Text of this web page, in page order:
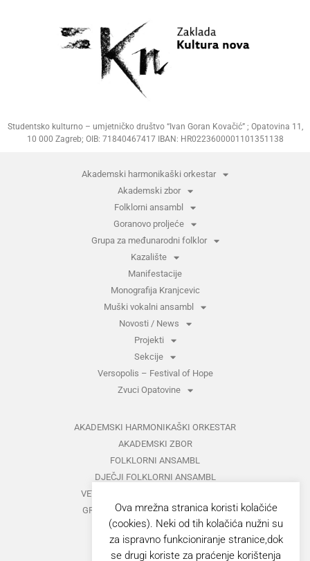
Studentsko kulturno – umjetničko društvo “Ivan Goran Kovačić” ; Opatovina 11,
10 000 Zagreb; OIB: 71840467417 IBAN: HR0223600001101351138
Akademski harmonikaški orkestar
Akademski zbor
Folklorni ansambl
Goranovo proljeće
Grupa za međunarodni folklor
Kazalište
Manifestacije
Monografija Kranjcevic
Muški vokalni ansambl
Novosti / News
Projekti
Sekcije
Versopolis – Festival of Hope
Zvuci Opatovine
AKADEMSKI HARMONIKAŠKI ORKESTAR
AKADEMSKI ZBOR
FOLKLORNI ANSAMBL
DJEČJI FOLKLORNI ANSAMBL
VETERANI FOLKLORNOG ANSAMBLA
GRUPA ZA MEĐUNARODNI FOLKLOR
KAZALIŠTE
MUŠKI VOKALNI ANSAMBL
Ova mrežna stranica koristi kolačiće
(cookies). Neki od tih kolačića nužni su
za ispravno funkcioniranje stranice,dok
se drugi koriste za praćenje korištenja